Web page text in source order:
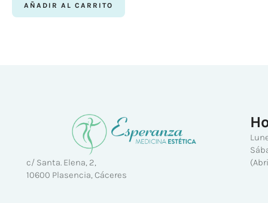
AÑADIR AL CARRITO
c/ Santa. Elena, 2,
10600 Plasencia, Cáceres